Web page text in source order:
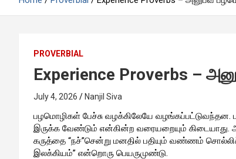
Social
PROVERBIAL
Experience Proverbs –
July 4, 2026 Nanjil Siva
பழமொழிகள் பேச்சு வழக்கிலேயே வழங்கப்பட்டுவந்தன.
இருக்க வேண்டும் என்கின்ற வரையறையும்
கருத்தை “நச்”சென்று மனதில் பதியும் வண்ணம்
இலக்கியம்” என்றொரு பெயருமுண்டு.